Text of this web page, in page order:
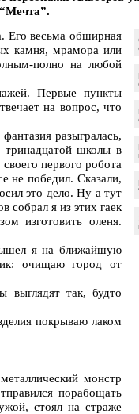
Его весьма обширная
камня, мрамора или
полно на любой
Первые пункты
на вопрос, что
разыгралась,
школы в
первого робота
не победил. Сказали,
это дело. Ну а тут
собрал я из этих гаек
изготовить оленя.
я на ближайшую
очищаю город от
выглядят так, будто
покрываю лаком
монстр
порабощать
стоял на страже